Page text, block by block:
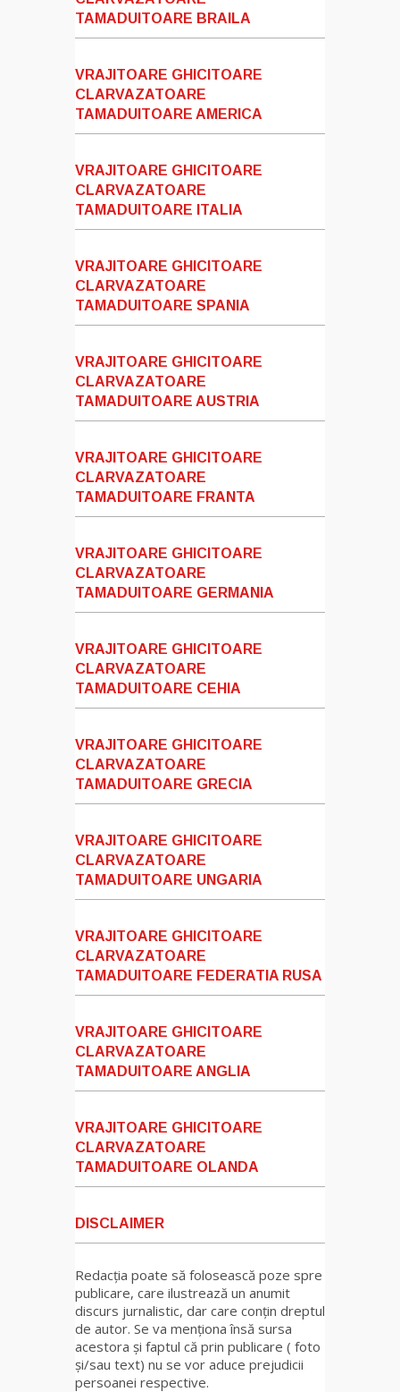
TAMADUITOARE BRAILA
VRAJITOARE GHICITOARE
CLARVAZATOARE
TAMADUITOARE AMERICA
VRAJITOARE GHICITOARE
CLARVAZATOARE
TAMADUITOARE ITALIA
VRAJITOARE GHICITOARE
CLARVAZATOARE
TAMADUITOARE SPANIA
VRAJITOARE GHICITOARE
CLARVAZATOARE
TAMADUITOARE AUSTRIA
VRAJITOARE GHICITOARE
CLARVAZATOARE
TAMADUITOARE FRANTA
VRAJITOARE GHICITOARE
CLARVAZATOARE
TAMADUITOARE GERMANIA
VRAJITOARE GHICITOARE
CLARVAZATOARE
TAMADUITOARE CEHIA
VRAJITOARE GHICITOARE
CLARVAZATOARE
TAMADUITOARE GRECIA
VRAJITOARE GHICITOARE
CLARVAZATOARE
TAMADUITOARE UNGARIA
VRAJITOARE GHICITOARE
CLARVAZATOARE
TAMADUITOARE FEDERATIA RUSA
VRAJITOARE GHICITOARE
CLARVAZATOARE
TAMADUITOARE ANGLIA
VRAJITOARE GHICITOARE
CLARVAZATOARE
TAMADUITOARE OLANDA
DISCLAIMER
Redacția poate să folosească poze spre
publicare, care ilustrează un anumit
discurs jurnalistic, dar care conțin dreptul
de autor. Se va menționa însă sursa
acestora și faptul că prin publicare ( foto
și/sau text) nu se vor aduce prejudicii
persoanei respective.